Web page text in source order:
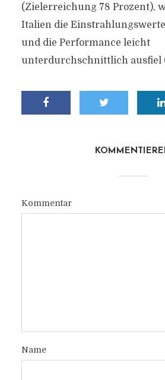
(Zielerreichung 78 Prozent),
Italien die
und die Performance leicht
unterdurchschnittlich ausfiel
Kommentar
Name